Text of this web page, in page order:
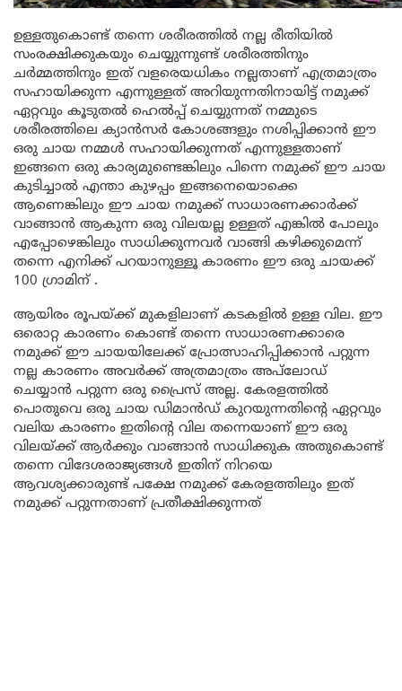
ഉള്ളതുകൊണ്ട് തന്നെ ശരീരത്തിൽ നല്ല രീതിയിൽ
സംരക്ഷിക്കുകയും ചെയ്യുന്നുണ്ട് ശരീരത്തിനും
ചർമ്മത്തിനും ഇത് വളരെയധികം നല്ലതാണ് എത്രമാത്രം
സഹായിക്കുന്ന എന്നുള്ളത് അറിയുന്നതിനായിട്ട് നമുക്ക്
ഏറ്റവും കൂടുതൽ ഹെൽപ്പ് ചെയ്യുന്നത് നമ്മുടെ
ശരീരത്തിലെ ക്യാൻസർ കോശങ്ങളും നശിപ്പിക്കാൻ ഈ
ഒരു ചായ നമ്മൾ സഹായിക്കുന്നത് എന്നുള്ളതാണ്
ഇങ്ങനെ ഒരു കാര്യമുണ്ടെങ്കിലും പിന്നെ നമുക്ക് ഈ ചായ
കുടിച്ചാൽ എന്താ കുഴപ്പം ഇങ്ങനെയൊക്കെ
ആണെങ്കിലും ഈ ചായ നമുക്ക് സാധാരണക്കാർക്ക്
വാങ്ങാൻ ആകുന്ന ഒരു വിലയല്ല ഉള്ളത് എങ്കിൽ പോലും
എപ്പോഴെങ്കിലും സാധിക്കുന്നവർ വാങ്ങി കഴിക്കുമെന്ന്
തന്നെ എനിക്ക് പറയാനുള്ളൂ കാരണം ഈ ഒരു ചായക്ക്
100 ഗ്രാമിന് .
ആയിരം രൂപയ്ക്ക് മുകളിലാണ് കടകളിൽ ഉള്ള വില. ഈ
ഒരൊറ്റ കാരണം കൊണ്ട് തന്നെ സാധാരണക്കാരെ
നമുക്ക് ഈ ചായയിലേക്ക് പ്രോത്സാഹിപ്പിക്കാൻ പറ്റുന്ന
നല്ല കാരണം അവർക്ക് അത്രമാത്രം അപ്‌ലോഡ്
ചെയ്യാൻ പറ്റുന്ന ഒരു പ്രൈസ് അല്ല. കേരളത്തിൽ
പൊതുവെ ഒരു ചായ ഡിമാൻഡ് കുറയുന്നതിന്റെ ഏറ്റവും
വലിയ കാരണം ഇതിന്റെ വില തന്നെയാണ് ഈ ഒരു
വിലയ്ക്ക് ആർക്കും വാങ്ങാൻ സാധിക്കുക അതുകൊണ്ട്
തന്നെ വിദേശരാജ്യങ്ങൾ ഇതിന് നിറയെ
ആവശ്യക്കാരുണ്ട് പക്ഷേ നമുക്ക് കേരളത്തിലും ഇത്
നമുക്ക് പറ്റുന്നതാണ് പ്രതീക്ഷിക്കുന്നത്